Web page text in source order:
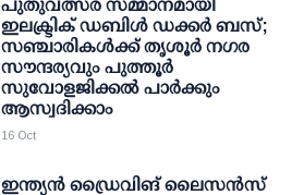
പുതുവത്സര സമ്മാനമായി
ഇലക്ട്രിക് ഡബിള്‍ ഡക്കര്‍ ബസ്;
സഞ്ചാരികള്‍ക്ക് തൃശൂര്‍ നഗര
സൗന്ദര്യവും പുത്തൂര്‍
സുവോളജിക്കല്‍ പാര്‍ക്കും
ആസ്വദിക്കാം
16 Oct
ഇന്ത്യന്‍ ഡ്രൈവിങ് ലൈസന്‍സ്